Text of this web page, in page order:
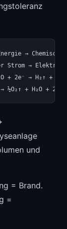
→
→ Elektrolyse
+ 2e⁻ → H₂↑ +
und
= Brand.
=